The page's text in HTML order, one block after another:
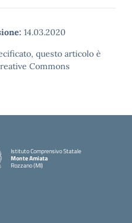
14.03.2020
questo articolo è
Commons
Istituto Comprensivo Statale
Monte Amiata
Rozzano (MI)